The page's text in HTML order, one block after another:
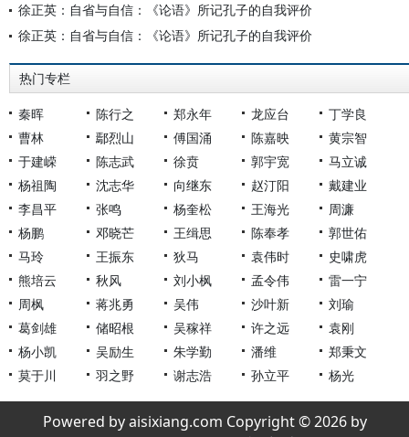
徐正英：自省与自信：《论语》所记孔子的自我评价
徐正英：自省与自信：《论语》所记孔子的自我评价
热门专栏
秦晖 陈行之 郑永年 龙应台
丁学良
曹林
鄢烈山 傅国涌 陈嘉映
黄宗智
于建嵘
陈志武 徐贲 郭宇宽
马立诚
杨祖陶
沈志华 向继东 赵汀阳
戴建业
李昌平
张鸣 杨奎松 王海光
周濂
杨鹏
邓晓芒 王缉思 陈奉孝
郭世佑
马玲
王振东 狄马 袁伟时
史啸虎
熊培云
秋风 刘小枫 孟令伟
雷一宁
周枫
蒋兆勇 吴伟 沙叶新
刘瑜
葛剑雄
储昭根 吴稼祥 许之远
袁刚
杨小凯
吴励生 朱学勤 潘维
郑秉文
莫于川
羽之野 谢志浩 孙立平 杨光
Powered by aisixiang.com Copyright © 2026 by